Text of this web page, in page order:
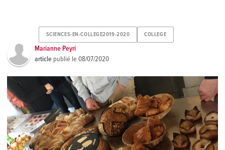
SCIENCES-EN-COLLEGE2019-2020 COLLEGE
Marianne Peyri
article publié le08/07/2020